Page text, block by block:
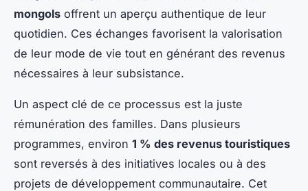
mongols offrent un aperçu authentique de leur
quotidien. Ces échanges favorisent la valorisation
de leur mode de vie tout en générant des revenus
nécessaires à leur subsistance.
Un aspect clé de ce processus est la juste
rémunération des familles. Dans plusieurs
programmes, environ 1 % des revenus touristiques
sont reversés à des initiatives locales ou à des
projets de développement communautaire. Cet